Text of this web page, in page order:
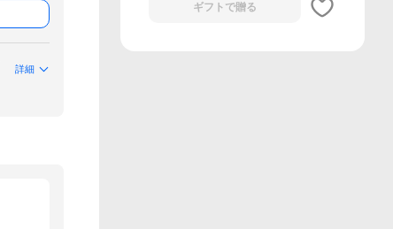
詳細
ギフトで贈る